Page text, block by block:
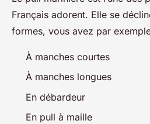
Français adorent. Elle se
formes, vous avez par
À manches courtes
À manches longues
En débardeur
En pull à maille